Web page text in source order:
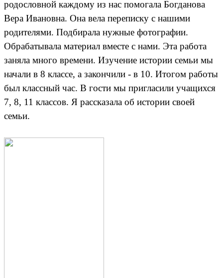
родословной каждому из нас помогала Богданова
Вера Ивановна. Она вела переписку с нашими
родителями. Подбирала нужные фотографии.
Обрабатывала материал вместе с нами. Эта работа
заняла много времени. Изучение истории семьи мы
начали в 8 классе, а закончили - в 10. Итогом работы
был классный час. В гости мы пригласили учащихся
7, 8, 11 классов. Я рассказала об истории своей
семьи.